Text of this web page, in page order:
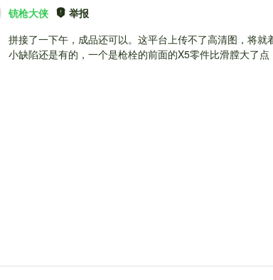
铳枪大侠
举报
拼接了一下午，成品还可以。这平台上传不了高清图，将就
小缺陷还是有的，一个是枪栓的前面的X5零件比滑膛大了点